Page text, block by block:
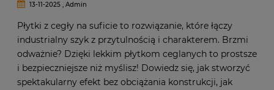
13-11-2025 , Admin
Płytki z cegły na suficie to rozwiązanie, które łączy
industrialny szyk z przytulnością i charakterem. Brzmi
odważnie? Dzięki lekkim płytkom ceglanych to prostsze
i bezpieczniejsze niż myślisz! Dowiedz się, jak stworzyć
spektakularny efekt bez obciążania konstrukcji, jak